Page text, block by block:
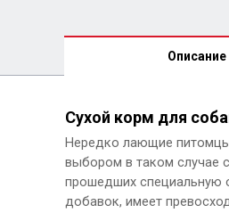
Описание
Сухой корм для
Нередко лающие
выбором в таком случае
прошедших специальную
добавок, имеет